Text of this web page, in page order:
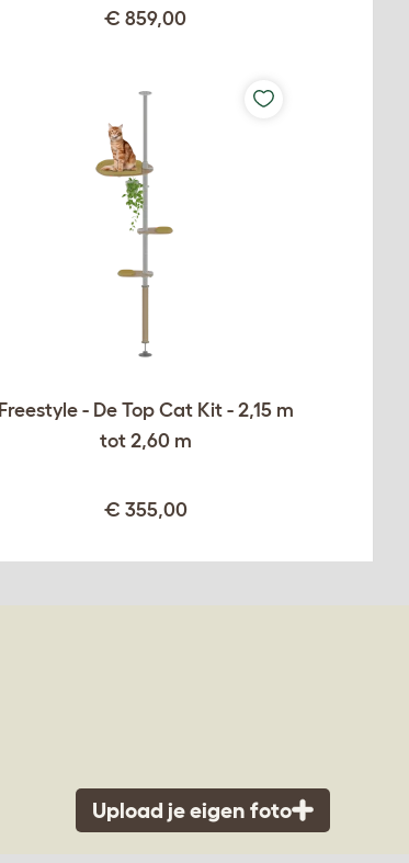
€ 859,00
Freestyle - De Top Cat Kit - 2,15 m
tot 2,60 m
€ 355,00
Upload je eigen foto